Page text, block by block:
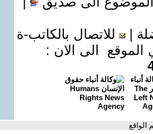
للاتصال بالكاتب-ة
الى الان :